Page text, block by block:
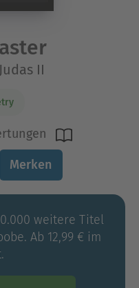
II
Merken
weitere Titel
Ab 12,99 € im